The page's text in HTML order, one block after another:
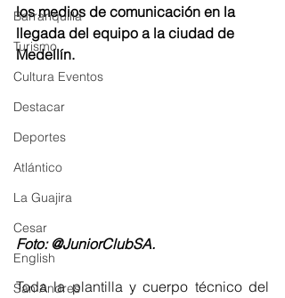
Barranquilla
Turismo
Cultura Eventos
Destacar
Deportes
Atlántico
La Guajira
Cesar
English
San Andres
los medios de comunicación en la
llegada del equipo a la ciudad de
Medellín.
Foto: @JuniorClubSA.
Toda la plantilla y cuerpo técnico del